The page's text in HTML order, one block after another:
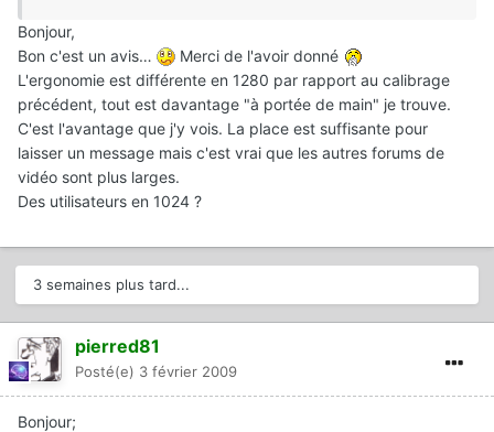
Bonjour,
Bon c'est un avis…
Merci de l'avoir donné
L'ergonomie est différente en 1280 par rapport au calibrage
précédent, tout est davantage "à portée de main" je trouve.
C'est l'avantage que j'y vois. La place est suffisante pour
laisser un message mais c'est vrai que les autres forums de
vidéo sont plus larges.
Des utilisateurs en 1024 ?
3 semaines plus tard...
pierred81
Posté(e) 3 février 2009
Bonjour;